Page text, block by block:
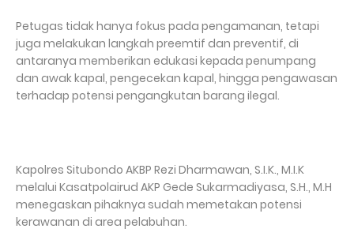
Petugas tidak hanya fokus pada pengamanan, tetapi
juga melakukan langkah preemtif dan preventif, di
antaranya memberikan edukasi kepada penumpang
dan awak kapal, pengecekan kapal, hingga pengawasan
terhadap potensi pengangkutan barang ilegal.
Kapolres Situbondo AKBP Rezi Dharmawan, S.I.K., M.I.K
melalui Kasatpolairud AKP Gede Sukarmadiyasa, S.H., M.H
menegaskan pihaknya sudah memetakan potensi
kerawanan di area pelabuhan.